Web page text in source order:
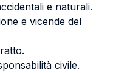
e naturali.
e vicende del
civile.